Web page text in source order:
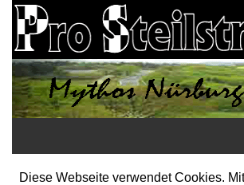
Startseite
Diese Webseite verwendet Cookies.